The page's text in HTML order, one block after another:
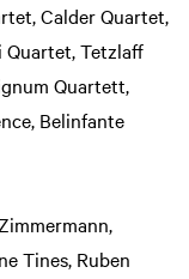
Calder Quartet,
Quartet, Tetzlaff
Quartett,
Belinfante
Tines, Ruben